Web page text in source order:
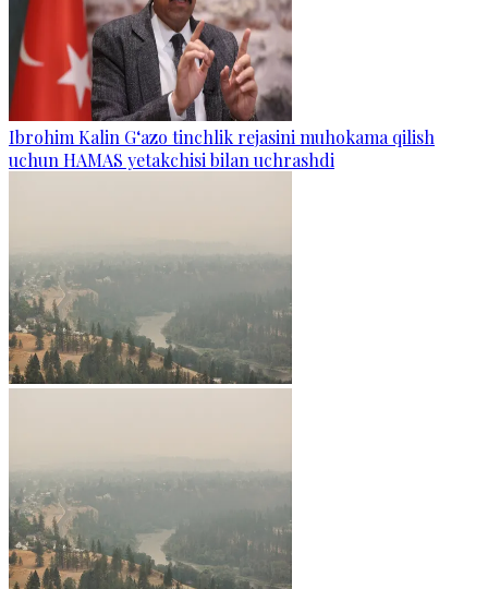
Ibrohim Kalin G‘azo tinchlik rejasini muhokama qilish
uchun HAMAS yetakchisi bilan uchrashdi